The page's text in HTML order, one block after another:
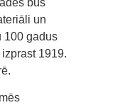
būs
un
100 gadus
1919.